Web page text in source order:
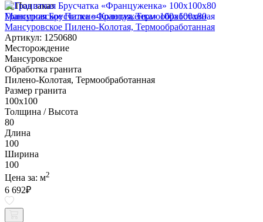
Под заказ
Гранитная Брусчатка «Француженка» 100х100x80
Мансуровское Пилено-Колотая, Термообработанная
Артикул: 1250680
Месторождение
Мансуровское
Обработка гранита
Пилено-Колотая, Термообработанная
Размер гранита
100х100
Толщина / Высота
80
Длина
100
Ширина
100
Цена за: м2
6 692₽